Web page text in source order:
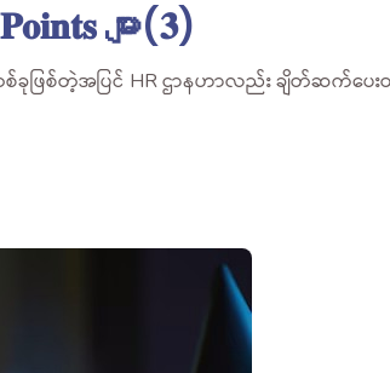
များ(𝟑)
စ်ခုဖြစ်တဲ့အပြင် HR ဌာနဟာလည်း ချိတ်ဆက်